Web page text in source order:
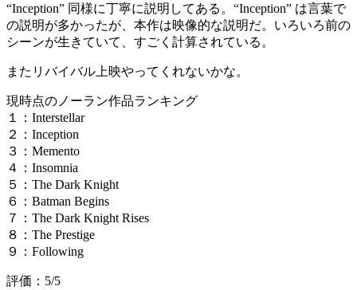
“Inception” 同様に丁寧に説明してある。“Inception” は言葉で
の説明が多かったが、本作は映像的な説明だ。いろいろ前の
シーンが生きていて、すごく計算されている。
またリバイバル上映やってくれないかな。
現時点のノーラン作品ランキング
１：Interstellar
２：Inception
３：Memento
４：Insomnia
５：The Dark Knight
６：Batman Begins
７：The Dark Knight Rises
８：The Prestige
９：Following
評価：5/5